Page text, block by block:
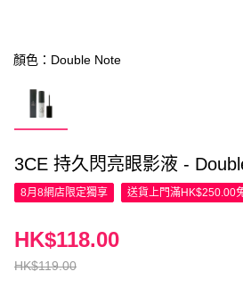
顏色：Double Note
3CE 持久閃亮眼影液 -
8月8網店限定獨享 送貨上門滿HK$250.00
HK$119.00
HK$118.00